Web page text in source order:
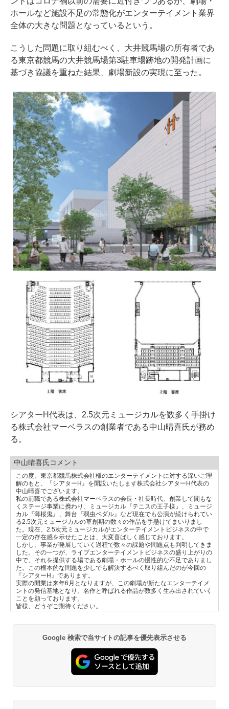
ホールなど施設不足の常態化がエンターテイメント業界
全体の大きな問題となっているという。
こうした問題に取り組むべく、大井競馬場の所有者であ
る東京都競馬の大井競馬場第3駐車場跡地の開発計画に
基づき協議を重ねた結果、劇場新設の実現に至った。
シアターH代表は、2.5次元ミュージカルを数多く手掛け
る株式会社マーベラスの創業者である中山晴喜氏が務め
る。
中山晴喜氏コメント
この度、東京都競馬株式会社様のエンターテイメントに対する深いご理
解のもと、『シアターH』を開設いたします株式会社シアターH代表の
中山晴喜でございます。
私の前職である株式会社マーベラスの会長・社長時代、創業して間もな
くステージ事業に携わり、ミュージカル『テニスの王子様』、ミュージ
カル『薄桜鬼』、舞台『弱虫ペダル』など現在でも公演が続けられてい
る2.5次元ミュージカルの草創期の数々の作品を手懸けてまいりまし
た。現在、2.5次元ミュージカルがエンターテイメントビジネスの中で
一定の存在感を示せたことは、大変喜ばしく感じております。
しかし、事業が発展していく過程で数々の課題や問題点も判明してきま
した。その一つが、ライブエンターテイメントビジネスの盛り上がりの
中で、それを提供する場である劇場・ホールの慢性的な不足でありまし
た。この根本的な問題を少しでも解決するべく取り組んだのが今回の
『シアターH』であります。
実際の開業は来年6月となりますが、この劇場が新たなエンターテイメ
ントの発信基地となり、名作と呼ばれる作品が数多く生み出されていく
ことを願っております。
皆様、どうぞご期待ください。
Google 検索で当サイトの記事を優先表示させる